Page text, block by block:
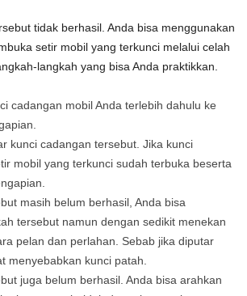
tidak berhasil. Anda bisa menggunakan
setir mobil yang terkunci melalui celah
langkah yang bisa Anda praktikkan.
cadangan mobil Anda terlebih dahulu ke
kunci cadangan tersebut. Jika kunci
mobil yang terkunci sudah terbuka beserta
masih belum berhasil, Anda bisa
tersebut namun dengan sedikit menekan
pelan dan perlahan. Sebab jika diputar
menyebabkan kunci patah.
juga belum berhasil. Anda bisa arahkan